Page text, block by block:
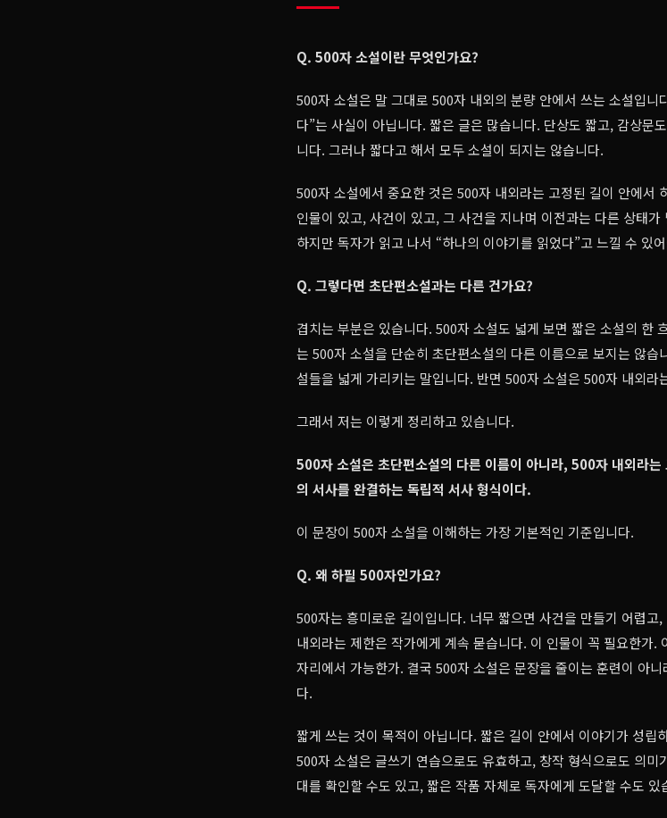
Q. 500자 소설이란 무엇인가요?
500자 소설은 말 그대로 500자 내외의 분량 안에서 쓰는 소설입니
다”는 사실이 아닙니다. 짧은 글은 많습니다. 단상도 짧고, 감상문
니다. 그러나 짧다고 해서 모두 소설이 되지는 않습니다.
500자 소설에서 중요한 것은 500자 내외라는 고정된 길이 안에서
인물이 있고, 사건이 있고, 그 사건을 지나며 이전과는 다른 상태
하지만 독자가 읽고 나서 “하나의 이야기를 읽었다”고 느낄 수 있
Q. 그렇다면 초단편소설과는 다른 건가요?
겹치는 부분은 있습니다. 500자 소설도 넓게 보면 짧은 소설의 한
는 500자 소설을 단순히 초단편소설의 다른 이름으로 보지는 않습
설들을 넓게 가리키는 말입니다. 반면 500자 소설은 500자 내외라
그래서 저는 이렇게 정리하고 있습니다.
500자 소설은 초단편소설의 다른 이름이 아니라, 500자 내외라
의 서사를 완결하는 독립적 서사 형식이다.
이 문장이 500자 소설을 이해하는 가장 기본적인 기준입니다.
Q. 왜 하필 500자인가요?
500자는 흥미로운 길이입니다. 너무 짧으면 사건을 만들기 어렵
내외라는 제한은 작가에게 계속 묻습니다. 이 인물이 꼭 필요한가.
자리에서 가능한가. 결국 500자 소설은 문장을 줄이는 훈련이 아
다.
짧게 쓰는 것이 목적이 아닙니다. 짧은 길이 안에서 이야기가 성립
500자 소설은 글쓰기 연습으로도 유효하고, 창작 형식으로도 의
대를 확인할 수도 있고, 짧은 작품 자체로 독자에게 도달할 수도 있